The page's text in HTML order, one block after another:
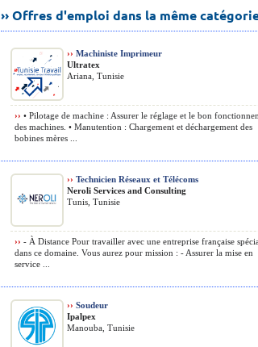
›› Offres d'emploi dans la même
›› Machiniste Imprimeur
Ultratex
Ariana, Tunisie
›› • Pilotage de machine : Assurer le réglage et le bon
des machines. • Manutention : Chargement et déchargement des
bobines mères ...
›› Technicien Réseaux et Télécoms
Neroli Services and Consulting
Tunis, Tunisie
›› - À Distance Pour travailler avec une entreprise française
dans ce domaine. Vous aurez pour mission : - Assurer la mise en
service ...
›› Soudeur
Ipalpex
Manouba, Tunisie